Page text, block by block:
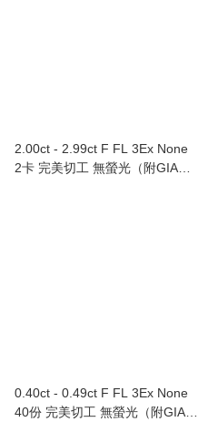
2.00ct - 2.99ct F FL 3Ex None
2卡 完美切工 無螢光（附GIA證
0.40ct - 0.49ct F FL 3Ex None
40份 完美切工 無螢光（附GIA證